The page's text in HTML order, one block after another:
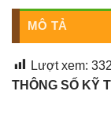
MÔ TẢ
Lượt xem: 332
THÔNG SỐ KỸ